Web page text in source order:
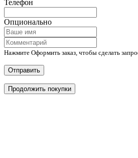
Телефон
Опционально
Нажмите Оформить заказ, чтобы сделать
Отправить
Продолжить покупки